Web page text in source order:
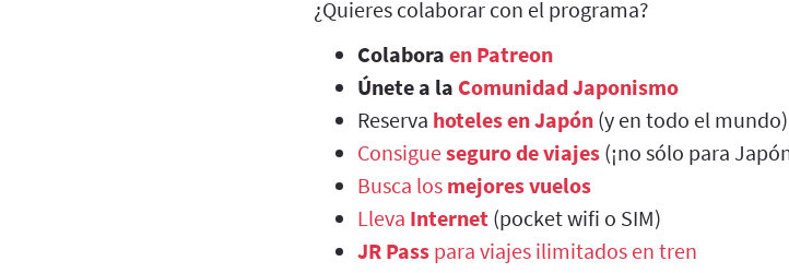
¿Quieres colaborar con el programa?
Colabora en Patreon
Únete a la Comunidad Japonismo
Reserva hoteles en Japón (y en todo el mundo)
Consigueseguro de viajes (¡no sólo para
Busca los mejores vuelos
Lleva Internet (pocket wifi o SIM)
JR Pass para viajes ilimitados en tren